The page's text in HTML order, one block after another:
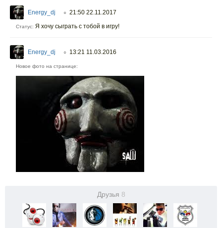
Energy_dj ○ 21:50 22.11.2017
Статус: Я хочу сыграть с тобой в игру!
Energy_dj ○ 13:21 11.03.2016
Новое фото на странице:
Друзья 8